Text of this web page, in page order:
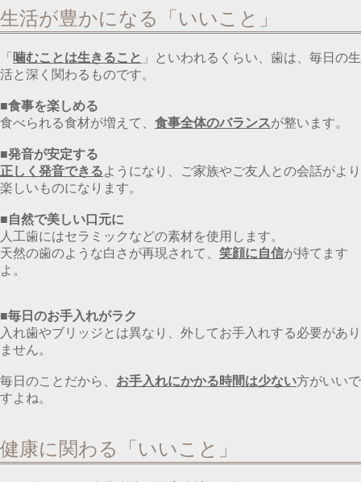
生活が豊かになる「いいこと」
「 噛むことは生きること 」といわれるくらい、歯は、毎日の生
活と深く関わるものです。
■食事を楽しめる
食べられる食材が増えて、 食事全体のバランスが整います。
■発音が安定する
正しく発音できるようになり、ご家族やご友人との会話がより
楽しいものになります。
■自然で美しい口元に
人工歯にはセラミックなどの素材を使用します。
天然の歯のような白さが再現されて、 笑顔に自信が持てます
よ。
■毎日のお手入れがラク
入れ歯やブリッジとは異なり、外してお手入れする必要があり
ません。
毎日のことだから、 お手入れにかかる時間は少ない方がいいで
すよね。
健康に関わる「いいこと」